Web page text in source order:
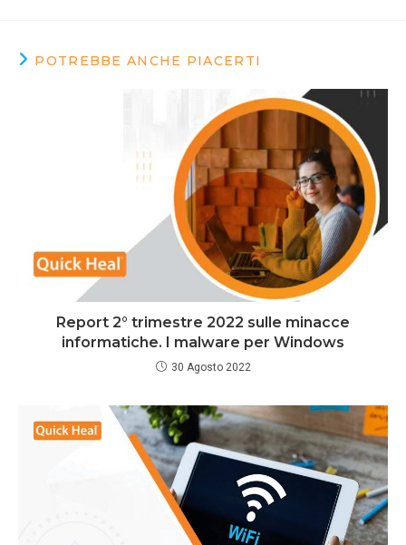
POTREBBE ANCHE PIACERTI
Report 2° trimestre 2022 sulle minacce
informatiche. I malware per Windows
30 Agosto 2022